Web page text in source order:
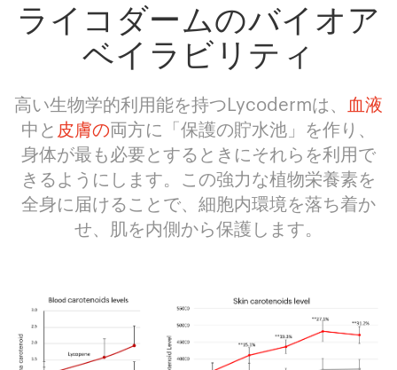
ライコダームのバイオア
ベイラビリティ
高い生物学的利用能を持つLycodermは、
血液
中と 皮膚の両方に「保護の貯水池」を作り、
身体が最も必要とするときにそれらを利用で
きるようにします。この強力な植物栄養素を
全身に届けることで、細胞内環境を落ち着か
せ、肌を内側から保護します。